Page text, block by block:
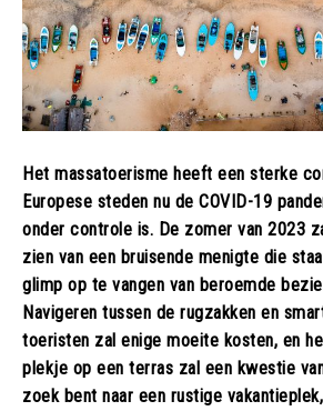
Het massatoerisme heeft een sterke
Europese steden nu de COVID-19
onder controle is. De zomer van 2023
zien van een bruisende menigte die
glimp op te vangen van beroemde
Navigeren tussen de rugzakken en
toeristen zal enige moeite kosten, en
plekje op een terras zal een kwestie
zoek bent naar een rustige